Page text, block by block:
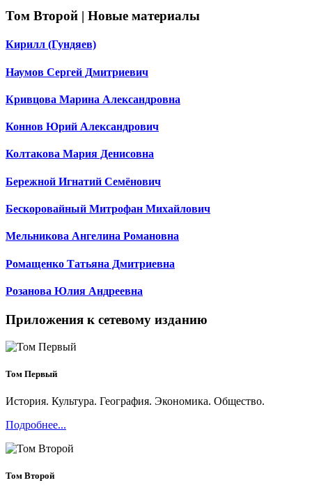
Том Второй | Новые материалы
Кирилл (Гундяев)
Наумов Сергей Дмитриевич
Кривцова Марина Александровна
Коннов Юрий Александрович
Колтакова Мария Денисовна
Бережной Игнатий Семёнович
Бескоровайный Митрофан Михайлович
Мельникова Ангелина Романовна
Ромащенко Татьяна Дмитриевна
Розанова Юлия Андреевна
Приложения к сетевому изданию
Том Первый
История. Культура. География. Экономика. Общество.
Подробнее...
Том Второй